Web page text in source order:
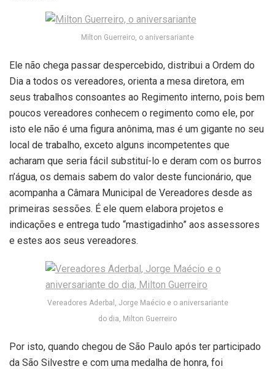
Milton Guerreiro, o aniversariante
Ele não chega passar despercebido, distribui a Ordem do
Dia a todos os vereadores, orienta a mesa diretora, em
seus trabalhos consoantes ao Regimento interno, pois bem
poucos vereadores conhecem o regimento como ele, por
isto ele não é uma figura anônima, mas é um gigante no seu
local de trabalho, exceto alguns incompetentes que
acharam que seria fácil substituí-lo e deram com os burros
n’água, os demais sabem do valor deste funcionário, que
acompanha a Câmara Municipal de Vereadores desde as
primeiras sessões. É ele quem elabora projetos e
indicações e entrega tudo “mastigadinho” aos assessores
e estes aos seus vereadores.
Vereadores Aderbal, Jorge Maécio e o aniversariante
do dia, Milton Guerreiro
Por isto, quando chegou de São Paulo após ter participado
da São Silvestre e com uma medalha de honra, foi